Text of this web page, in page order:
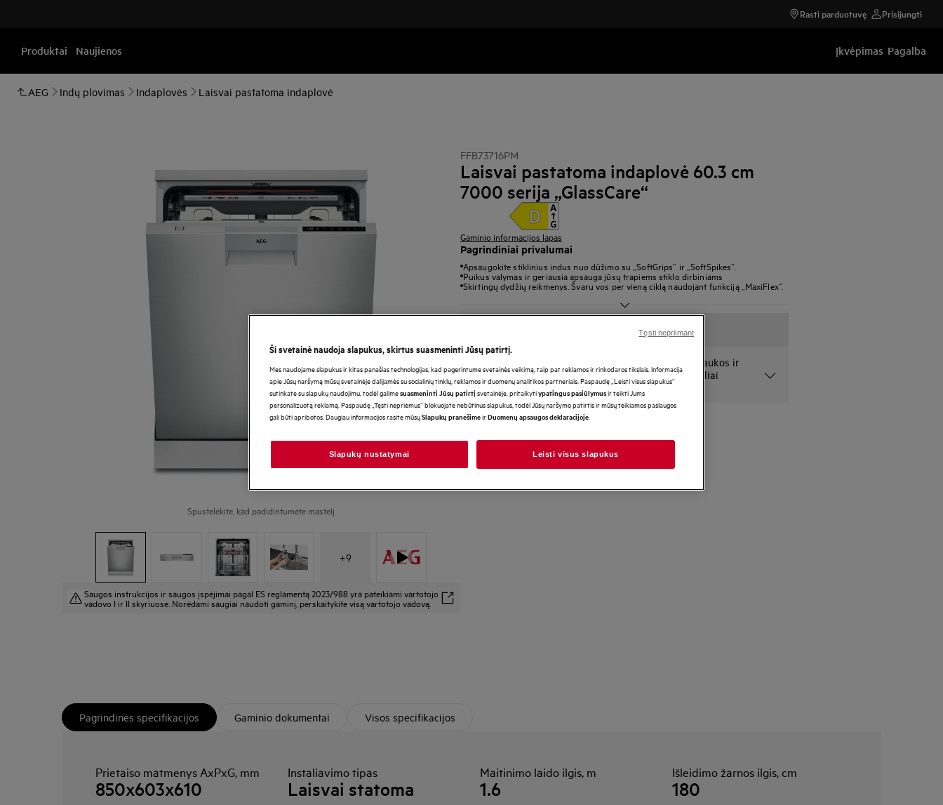
Rasti parduotuvę Prisijungti
Produktai Naujienos Įkvėpimas Pagalba
AEG Indų plovimas Indaplovės Laisvai pastatoma indaplovė
Spustelėkite, kad padidintumėte mastelį
+9
Saugos instrukcijos ir saugos įspėjimai pagal ES reglamentą 2023/988 yra pateikiami vartotojo
vadovo I ir II skyriuose. Norėdami saugiai naudoti gaminį, perskaitykite visą vartotojo vadovą.
FFB73716PM
Laisvai pastatoma indaplovė 60.3 cm
7000 serija „GlassCare“
Gaminio informacijos lapas
Pagrindiniai privalumai
Apsaugokite stiklinius indus nuo dūžimo su „SoftGrips“ ir „SoftSpikes“.
Puikus valymas ir geriausia apsauga jūsų trapiems stiklo dirbiniams
Skirtingų dydžių reikmenys. Švaru vos per vieną ciklą naudojant funkciją „MaxiFlex“.
*Produkto puslapio galerijoje pateiktos nuotraukos ir
vaizdo įrašai yra tik iliustraciniai ir gali netiksliai
atvaizduoti šį modelį.
Pagrindinės specifikacijos Gaminio dokumentai Visos specifikacijos
Prietaiso matmenys AxPxG, mm
850x603x610
Instaliavimo tipas
Laisvai statoma
Maitinimo laido ilgis, m
1.6
Išleidimo žarnos ilgis, cm
180
Ši svetainė naudoja slapukus, skirtus suasmeninti Jūsų patirtį.
Mes naudojame slapukus ir kitas panašias technologijas, kad pagerintume svetainės veikimą, taip pat reklamos ir rinkodaros tikslais. Informacija
apie Jūsų naršymą mūsų svetainėje dalijamės su socialinių tinklų, reklamos ir duomenų analitikos partneriais. Paspaudę „Leisti visus slapukus“
sutinkate su slapukų naudojimu, todėl galimesuasmeninti Jūsų patirtį svetainėje, pritaikytiypatingus pasiūlymusir teikti Jums
personalizuotą reklamą. Paspaudę „Tęsti nepriėmus“ blokuojate nebūtinus slapukus, todėl Jūsų naršymo patirtis ir mūsų teikiamos paslaugos
gali būti apribotos. Daugiau informacijos rasite mūsųSlapukų pranešimeirDuomenų apsaugos deklaracijoje
Slapukų nustatymai Leisti visus slapukus
Tęsti nepriimant